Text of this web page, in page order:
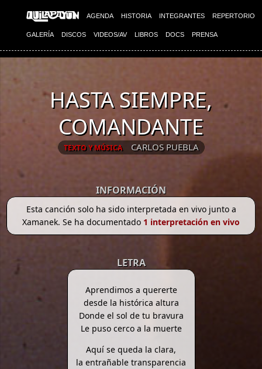
AGENDA HISTORIA INTEGRANTES REPERTORIO
GALERÍA DISCOS VIDEOS/AV LIBROS DOCS PRENSA
HASTA SIEMPRE,
COMANDANTE
TEXTO Y MÚSICA CARLOS PUEBLA
INFORMACIÓN
Esta canción solo ha sido interpretada en vivo junto a
Xamanek. Se ha documentado 1 interpretación en vivo
LETRA
Aprendimos a quererte
desde la histórica altura
Donde el sol de tu bravura
Le puso cerco a la muerte
Aquí se queda la clara,
la entrañable transparencia